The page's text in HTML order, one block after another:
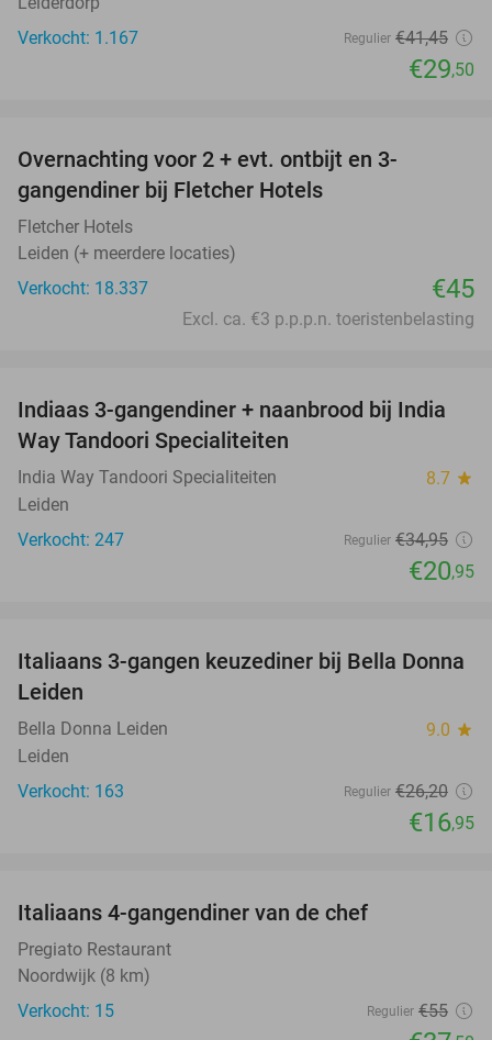
Verkocht: 1.167
Regulier €41,45
€29,50
Overnachting voor 2 + evt. ontbijt en 3-
gangendiner bij Fletcher Hotels
Fletcher Hotels
Leiden (+ meerdere locaties)
Verkocht: 18.337
€45
Excl. ca. €3 p.p.p.n. toeristenbelasting
40%
Indiaas 3-gangendiner + naanbrood bij India
Way Tandoori Specialiteiten
India Way Tandoori Specialiteiten 8.7 star
Leiden
Verkocht: 247
Regulier €34,95
€20,95
35%
Italiaans 3-gangen keuzediner bij Bella Donna
Leiden
Bella Donna Leiden 9.0 star
Leiden
Verkocht: 163
Regulier €26,20
€16,95
Italiaans 4-gangendiner van de chef
Pregiato Restaurant
Noordwijk (8 km)
Verkocht: 15
Regulier €55